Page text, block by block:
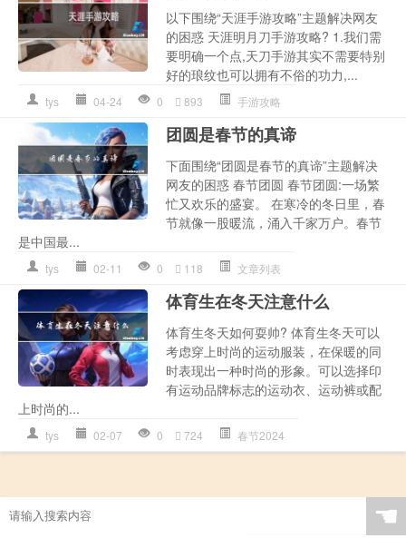
以下围绕“天涯手游攻略”主题解决网友
的困惑 天涯明月刀手游攻略? 1.我们需
要明确一个点,天刀手游其实不需要特别
好的琅纹也可以拥有不俗的功力,...
tys 04-24 0 893 手游攻略
团圆是春节的真谛
下面围绕“团圆是春节的真谛”主题解决
网友的困惑 春节团圆 春节团圆:一场繁
忙又欢乐的盛宴。 在寒冷的冬日里，春
节就像一股暖流，涌入千家万户。春节
是中国最...
tys 02-11 0 118 文章列表
体育生在冬天注意什么
体育生冬天如何耍帅? 体育生冬天可以
考虑穿上时尚的运动服装，在保暖的同
时表现出一种时尚的形象。可以选择印
有运动品牌标志的运动衣、运动裤或配
上时尚的...
tys 02-07 0 724 春节2024
☚